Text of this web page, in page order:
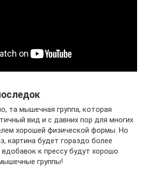
та мышечная группа, которая
вид и с давних пор для многих
хорошей физической формы. Но
картина будет гораздо более
вдобавок к прессу будут хорошо
группы!